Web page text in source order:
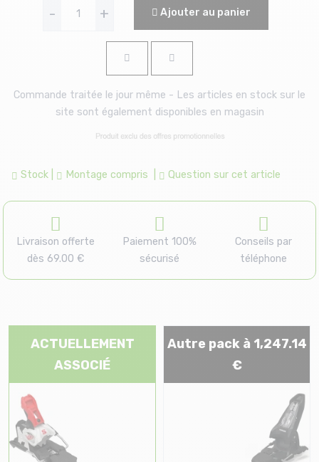
- + Ajouter au panier
Commande traitée le jour même - Les articles en stock sur le
site sont également disponibles en magasin
Stock Montage compris Question sur cet article
Livraison offerte
dès 69.00 €
Paiement 100%
sécurisé
Conseils par
téléphone
ACTUELLEMENT
ASSOCIÉ
Autre pack à 1,247.14
€